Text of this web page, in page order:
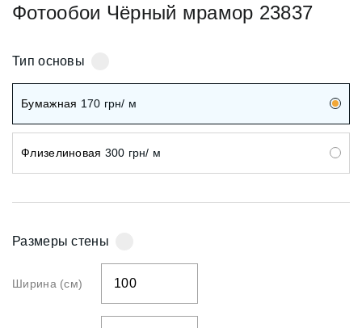
Фотообои Чёрный мрамор 23837
Тип основы
Бумажная 170 грн/ м
Флизелиновая 300 грн/ м
Размеры стены
Ширина (см)